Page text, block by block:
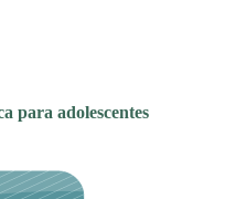
para adolescentes